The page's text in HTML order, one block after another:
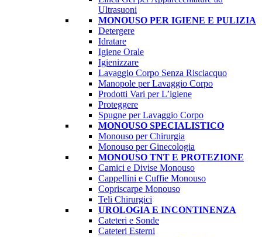
Ultrasuoni
MONOUSO PER IGIENE E PULIZIA
Detergere
Idratare
Igiene Orale
Igienizzare
Lavaggio Corpo Senza Risciacquo
Manopole per Lavaggio Corpo
Prodotti Vari per L’igiene
Proteggere
Spugne per Lavaggio Corpo
MONOUSO SPECIALISTICO
Monouso per Chirurgia
Monouso per Ginecologia
MONOUSO TNT E PROTEZIONE
Camici e Divise Monouso
Cappellini e Cuffie Monouso
Copriscarpe Monouso
Teli Chirurgici
UROLOGIA E INCONTINENZA
Cateteri e Sonde
Cateteri Esterni